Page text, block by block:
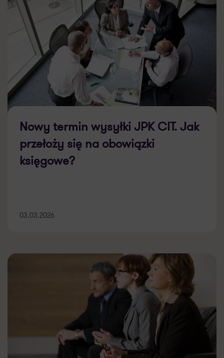
Nowy termin wysyłki JPK CIT. Jak
przełoży się na obowiązki
księgowe?
03.03.2026